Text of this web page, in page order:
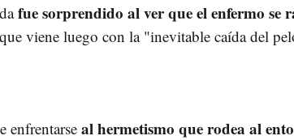
fue sorprendido al ver que el enfermo se
viene luego con la "inevitable caída del
enfrentarseal hermetismo que rodea al